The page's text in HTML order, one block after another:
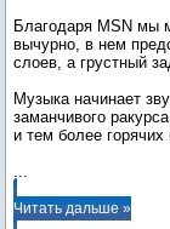
Благодаря MSN мы
вычурно, в нем
слоев, а грустный
Музыка начинает
заманчивого
...
Читать дальше »